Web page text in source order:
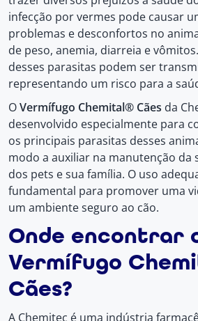
infecção por vermes pode causar
problemas e desconfortos no
de peso, anemia, diarreia e
desses parasitas podem ser
representando um risco para a
OVermífugo Chemital® Cães da
desenvolvido especialmente para
os principais parasitas desses
modo a auxiliar na manutenção da
dos pets e sua família. O uso
fundamental para promover uma
um ambiente seguro ao cão.
Onde encontrar
Vermífugo
Cães?
A Chemitec é uma indústria